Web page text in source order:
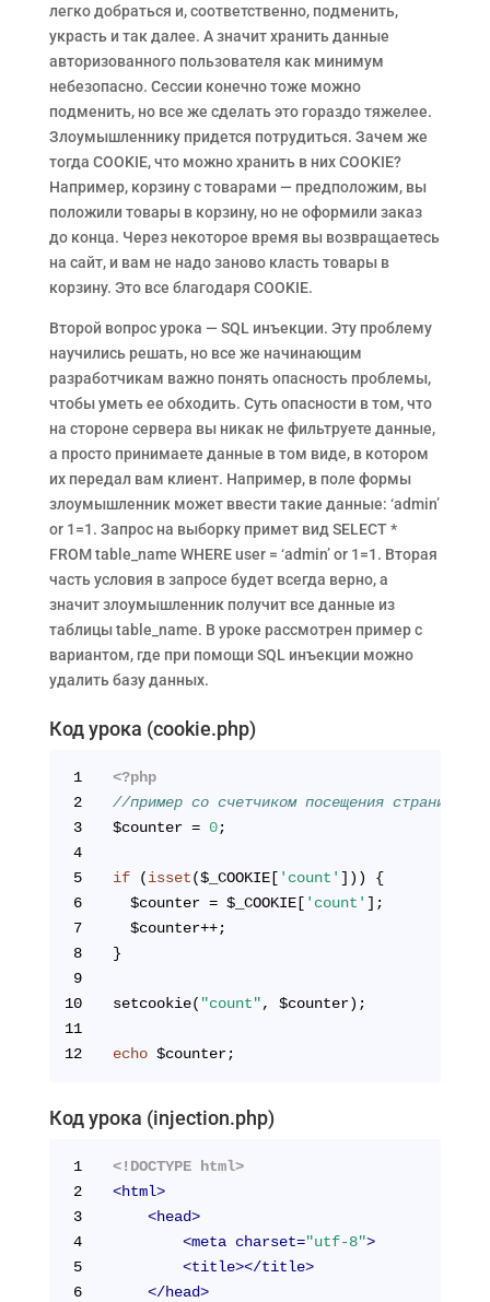
легко добраться и, соответственно, подменить,
украсть и так далее. А значит хранить данные
авторизованного пользователя как минимум
небезопасно. Сессии конечно тоже можно
подменить, но все же сделать это гораздо тяжелее.
Злоумышленнику придется потрудиться. Зачем же
тогда COOKIE, что можно хранить в них COOKIE?
Например, корзину с товарами — предположим, вы
положили товары в корзину, но не оформили заказ
до конца. Через некоторое время вы возвращаетесь
на сайт, и вам не надо заново класть товары в
корзину. Это все благодаря COOKIE.
Второй вопрос урока — SQL инъекции. Эту проблему
научились решать, но все же начинающим
разработчикам важно понять опасность проблемы,
чтобы уметь ее обходить. Суть опасности в том, что
на стороне сервера вы никак не фильтруете данные,
а просто принимаете данные в том виде, в котором
их передал вам клиент. Например, в поле формы
злоумышленник может ввести такие данные: ‘admin’
or 1=1. Запрос на выборку примет вид SELECT *
FROM table_name WHERE user = ‘admin’ or 1=1. Вторая
часть условия в запросе будет всегда верно, а
значит злоумышленник получит все данные из
таблицы table_name. В уроке рассмотрен пример с
вариантом, где при помощи SQL инъекции можно
удалить базу данных.
Код урока (cookie.php)
1
<?php
2
//пример со счетчиком посещения страниц
3
$counter = 0;
4
5
if (isset($_COOKIE[ 'count' ])) {
6
  $counter = $_COOKIE[
'count' ];
7
  $counter++;
8
}
9
10
setcookie( "count", $counter);
11
12
echo $counter;
Код урока (injection.php)
1
<!DOCTYPE html>
2
<html>
3
<head>
4
<meta charset="utf-8">
5
<title></title>
6
</head>